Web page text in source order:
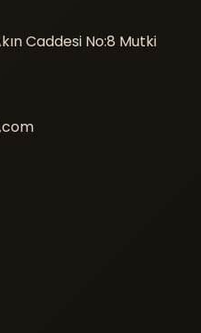
Caddesi No:8 Mutki